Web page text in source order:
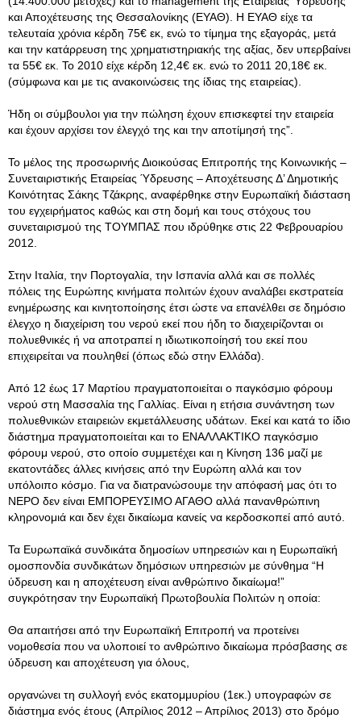
και Αποχέτευσης της Θεσσαλονίκης (ΕΥΑΘ). Η ΕΥΑΘ είχε τα
τελευταία χρόνια κέρδη 75€ εκ, ενώ το τίμημα της εξαγοράς, μετά
και την κατάρρευση της χρηματιστηριακής της αξίας, δεν υπερβαίνει
τα 55€ εκ. Το 2010 είχε κέρδη 12,4€ εκ. ενώ το 2011 20,18€ εκ.
(σύμφωνα και με τις ανακοινώσεις της ίδιας της εταιρείας).
Ήδη οι σύμβουλοι για την πώληση έχουν επισκεφτεί την εταιρεία
και έχουν αρχίσει τον έλεγχό της και την αποτίμησή της”.
Το μέλος της προσωρινής Διοικούσας Επιτροπής της Κοινωνικής –
Συνεταιριστικής Εταιρείας Ύδρευσης – Αποχέτευσης Δ’ Δημοτικής
Κοινότητας Σάκης Τζάκρης, αναφέρθηκε στην Ευρωπαϊκή διάσταση
του εγχειρήματος καθώς και στη δομή και τους στόχους του
συνεταιρισμού της ΤΟΥΜΠΑΣ που ιδρύθηκε στις 22 Φεβρουαρίου
2012.
Στην Ιταλία, την Πορτογαλία, την Ισπανία αλλά και σε πολλές
πόλεις της Ευρώπης κινήματα πολιτών έχουν αναλάβει εκστρατεία
ενημέρωσης και κινητοποίησης έτσι ώστε να επανέλθει σε δημόσιο
έλεγχο η διαχείριση του νερού εκεί που ήδη το διαχειρίζονται οι
πολυεθνικές ή να αποτραπεί η ιδιωτικοποίησή του εκεί που
επιχειρείται να πουληθεί (όπως εδώ στην Ελλάδα).
Από 12 έως 17 Μαρτίου πραγματοποιείται ο παγκόσμιο φόρουμ
νερού στη Μασσαλία της Γαλλίας. Είναι η ετήσια συνάντηση των
πολυεθνικών εταιρειών εκμετάλλευσης υδάτων. Εκεί και κατά το ίδιο
διάστημα πραγματοποιείται και το ΕΝΑΛΛΑΚΤΙΚΟ παγκόσμιο
φόρουμ νερού, στο οποίο συμμετέχει και η Κίνηση 136 μαζί με
εκατοντάδες άλλες κινήσεις από την Ευρώπη αλλά και τον
υπόλοιπο κόσμο. Για να διατρανώσουμε την απόφασή μας ότι το
ΝΕΡΟ δεν είναι ΕΜΠΟΡΕΥΣΙΜΟ ΑΓΑΘΟ αλλά πανανθρώπινη
κληρονομιά και δεν έχει δικαίωμα κανείς να κερδοσκοπεί από αυτό.
Τα Ευρωπαϊκά συνδικάτα δημοσίων υπηρεσιών και η Ευρωπαϊκή
ομοσπονδία συνδικάτων δημόσιων υπηρεσιών με σύνθημα “Η
ύδρευση και η αποχέτευση είναι ανθρώπινο δικαίωμα!”
συγκρότησαν την Ευρωπαϊκή Πρωτοβουλία Πολιτών η οποία:
Θα απαιτήσει από την Ευρωπαϊκή Επιτροπή να προτείνει
νομοθεσία που να υλοποιεί το ανθρώπινο δικαίωμα πρόσβασης σε
ύδρευση και αποχέτευση για όλους,
οργανώνει τη συλλογή ενός εκατομμυρίου (1εκ.) υπογραφών σε
διάστημα ενός έτους (Απρίλιος 2012 – Απρίλιος 2013) στο δρόμο